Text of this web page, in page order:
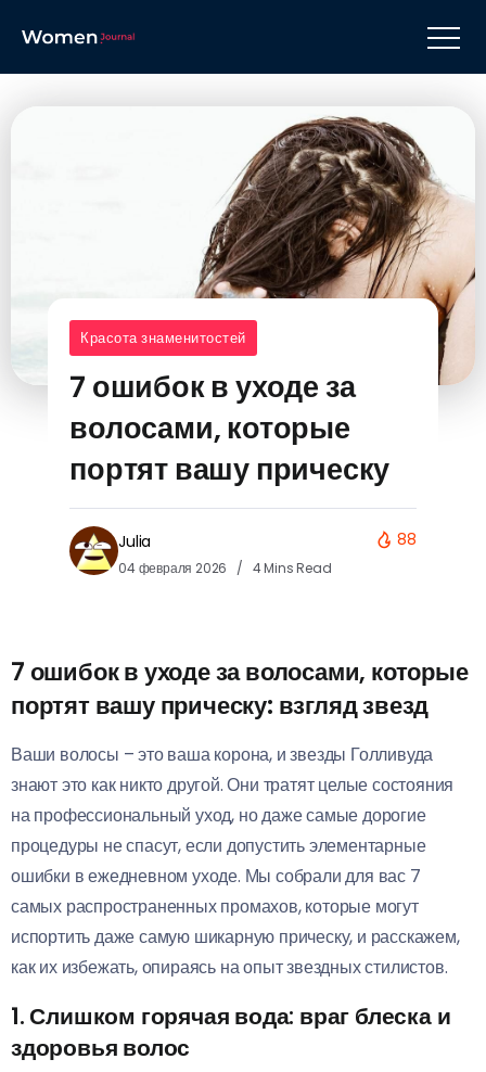
Красота знаменитостей
7 ошибок в уходе за
волосами, которые
портят вашу прическу
Julia
04 февраля 2026 4 Mins Read
88
7 ошибок в уходе за волосами, которые
портят вашу прическу: взгляд звезд
Ваши волосы – это ваша корона, и звезды Голливуда
знают это как никто другой. Они тратят целые состояния
на профессиональный уход, но даже самые дорогие
процедуры не спасут, если допустить элементарные
ошибки в ежедневном уходе. Мы собрали для вас 7
самых распространенных промахов, которые могут
испортить даже самую шикарную прическу, и расскажем,
как их избежать, опираясь на опыт звездных стилистов.
1. Слишком горячая вода: враг блеска и
здоровья волос